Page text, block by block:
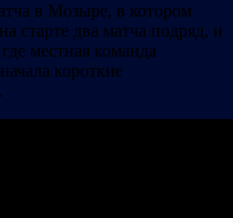
в Мозыре, в котором
старте два матча подряд, и
местная команда
короткие